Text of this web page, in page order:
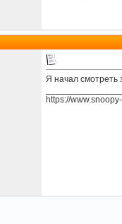
Я начал смотреть
https://